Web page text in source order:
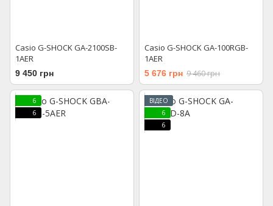
Casio G-SHOCK GA-2100SB-
1AER
9 450 грн
Casio G-SHOCK GA-100RGB-
1AER
5 676 грн 9 460 грн
6
6
ВІДЕО
6
6